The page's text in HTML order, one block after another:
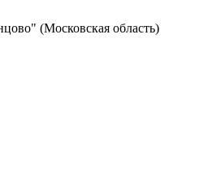
(Московская область)